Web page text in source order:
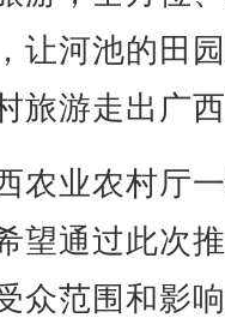
让河池的田
旅游走出广
业农村厅一
望通过此次
众范围和影